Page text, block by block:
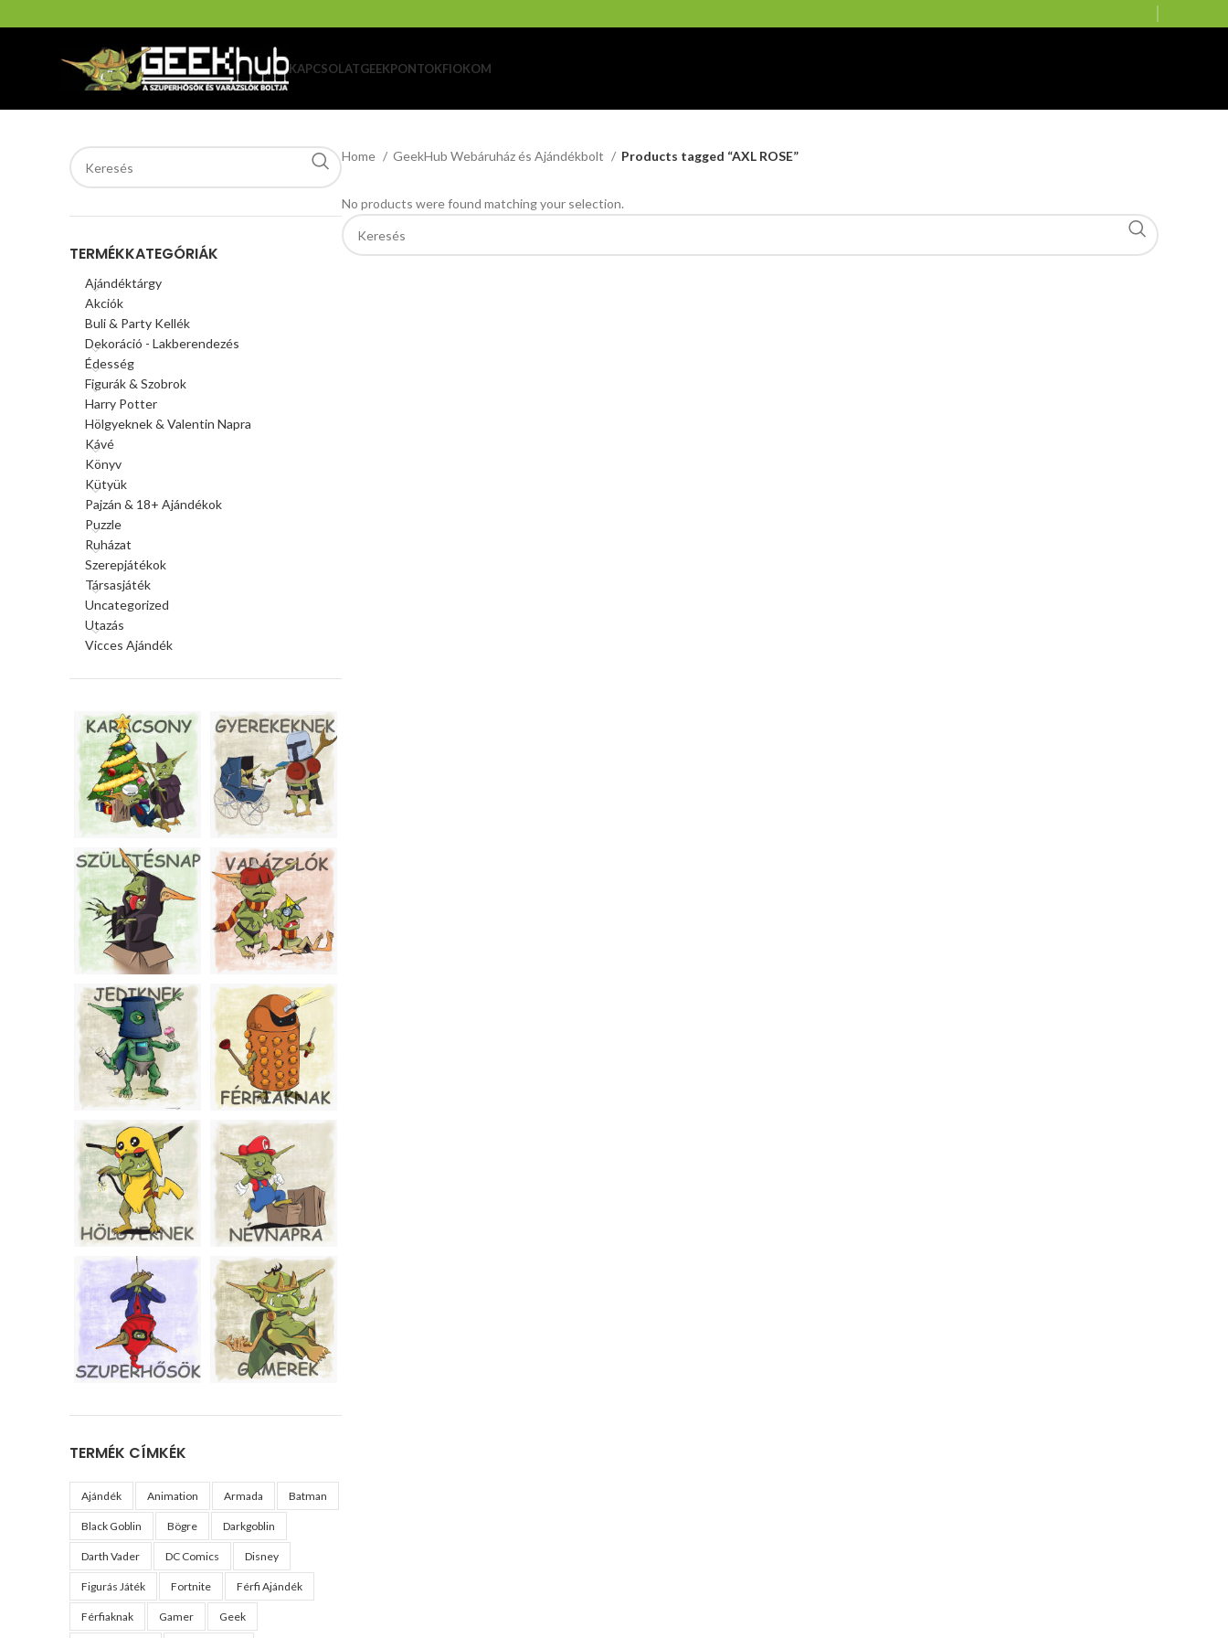
KAPCSOLATGEEKPONTOKFIOKOM
TERMÉKKATEGÓRIÁK
Ajándéktárgy
Akciók
Buli & Party Kellék
Dekoráció - Lakberendezés
Édesség
Figurák & Szobrok
Harry Potter
Hölgyeknek & Valentin Napra
Kávé
Könyv
Kütyük
Pajzán & 18+ Ajándékok
Puzzle
Ruházat
Szerepjátékok
Társasjáték
Uncategorized
Utazás
Vicces Ajándék
TERMÉK CÍMKÉK
Ajándék Animation Armada Batman
Black Goblin Bögre Darkgoblin
Darth Vader DC Comics Disney
Figurás Játék Fortnite Férfi Ajándék
Férfiaknak Gamer Geek
Home GeekHub Webáruház és Ajándékbolt Products tagged “AXL ROSE”
No products were found matching your selection.